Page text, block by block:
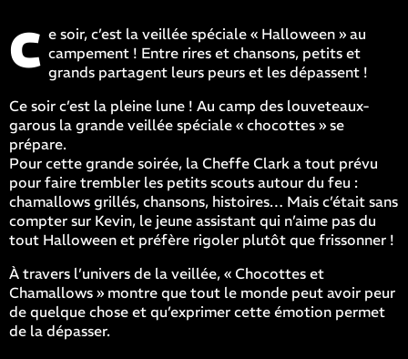
C e soir, c’est la veillée spéciale « Halloween » au
campement ! Entre rires et chansons, petits et
grands partagent leurs peurs et les dépassent !
Ce soir c’est la pleine lune ! Au camp des louveteaux-
garous la grande veillée spéciale « chocottes » se
prépare.
Pour cette grande soirée, la Cheffe Clark a tout prévu
pour faire trembler les petits scouts autour du feu :
chamallows grillés, chansons, histoires… Mais c’était sans
compter sur Kevin, le jeune assistant qui n’aime pas du
tout Halloween et préfère rigoler plutôt que frissonner !
À travers l’univers de la veillée, « Chocottes et
Chamallows » montre que tout le monde peut avoir peur
de quelque chose et qu’exprimer cette émotion permet
de la dépasser.